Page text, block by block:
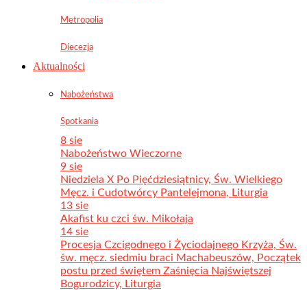
Metropolia
Diecezja
Aktualności
Nabożeństwa
Spotkania
8 sie
Nabożeństwo Wieczorne
9 sie
Niedziela X Po Pięćdziesiątnicy, Św. Wielkiego
Męcz. i Cudotwórcy Pantelejmona, Liturgia
13 sie
Akafist ku czci św. Mikołaja
14 sie
Procesja Czcigodnego i Życiodajnego Krzyża, Św.
św. męcz. siedmiu braci Machabeuszów, Początek
postu przed świętem Zaśnięcia Najświętszej
Bogurodzicy, Liturgia